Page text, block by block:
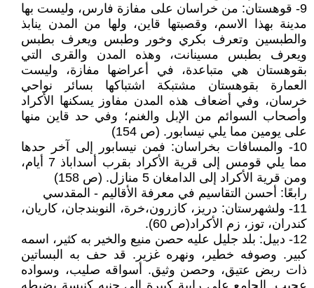
9- قوهستان: من خراسان على مفازة فارس، وليست بها
مدينة بهذا الاسم، وقصبتها قاين، ولها من المدن ينابذ
والطبسين وتعرف بكري وخور وطبس ويعرف بطبس
ويعرف بطبس مسينانت، وهذه المدن والقرى التي
بقوهستان هي متباعدة، في أعراضها مفازة، وليست
العمارة بقوهستان مشتبكة اشتباكها بسائر نواحي
خرسان، وفي أضعاف هذه المدن مفاوز يسكنها الأكراد
وأصحاب السوائم من الإبل والغنم؛ وفي حد قاين منها
على يومين مما يلي نيسابور. (ص 154)
10- والمسافات بخراسان: فمن نيسابور إلى آخر حدها
مما يلي قومس إلى قرية الأكراد بقرب أسداباذ 7 أيام،
ومن قرية الأكراد إلى الدامغان 5 منازل. (ص 158)
رابعًا: أحسن التقاسيم في معرفة الأقاليم - المقدسي
11- ولشهرستان: دريز، كازرون،خرة، النوبندجان، كاريان،
كندران، توز، زم الأكراد(ص 60).
12- دبيل: بلد جليل عليه حصن منيع والخير به كثير، اسمه
كبير. وصوفه خطير، ونهره غزير. قد حف به البساتين
ذات ربض عتيق، وحصن وثيق. أسواقه صليب، وسواده